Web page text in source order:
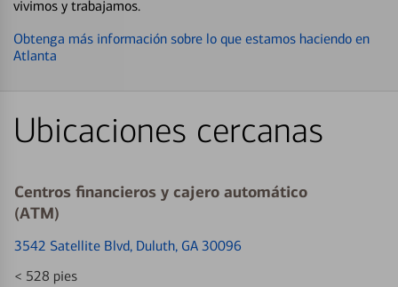
vivimos y trabajamos.
Obtenga más información sobre lo que estamos haciendo en
Atlanta
Ubicaciones cercanas
Centros financieros y cajero automático
(ATM)
3542 Satellite Blvd, Duluth, GA 30096
< 528 pies